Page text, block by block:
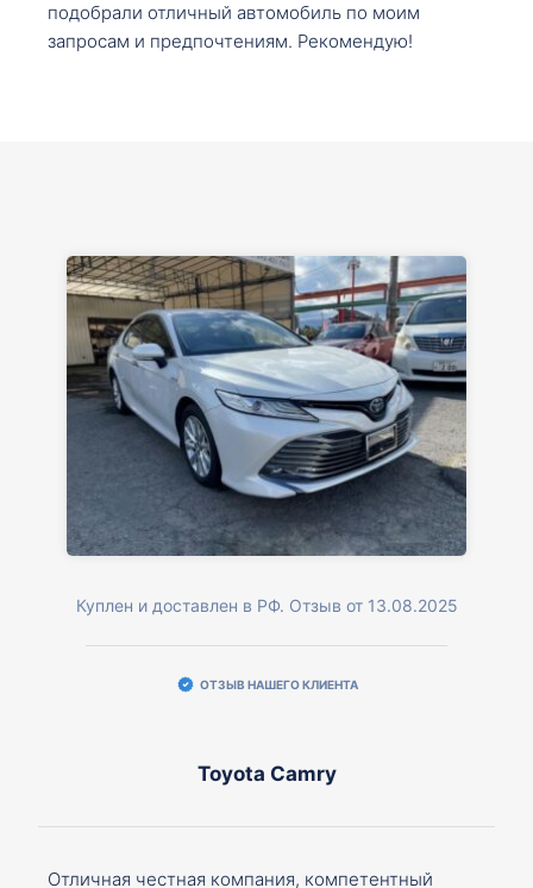
подобрали отличный автомобиль по моим
запросам и предпочтениям. Рекомендую!
Куплен и доставлен в РФ. Отзыв от 13.08.2025
ОТЗЫВ НАШЕГО КЛИЕНТА
Toyota Camry
Отличная честная компания, компетентный